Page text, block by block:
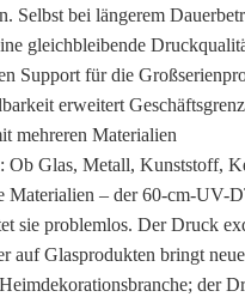
Selbst bei längerem
gleichbleibende
Support für die
erweitert
mehreren Materialien
Ob Glas, Metall, Kunststoff,
Materialien – der 60-cm-UV-
sie problemlos. Der Druck
auf Glasprodukten bringt neue
der